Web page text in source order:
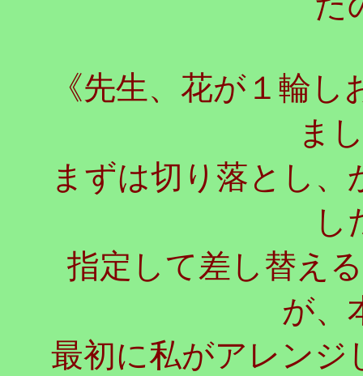
《先生、花が１輪
ま
まずは切り落とし
し
指定して差し替え
が、
最初に私がアレンジ